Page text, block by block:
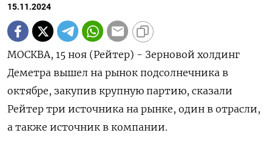
15.11.2024
МОСКВА, 15 ноя (Рейтер) - Зерновой холдинг
Деметра вышел на рынок подсолнечника в
октябре, закупив крупную партию, сказали
Рейтер три источника на рынке, один в отрасли,
а также источник в компании.